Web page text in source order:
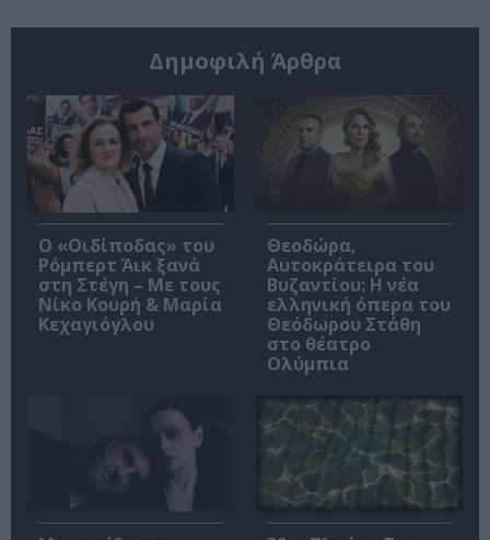
Δημοφιλή Άρθρα
O «Οιδίποδας» του
Ρόμπερτ Άικ ξανά
στη Στέγη – Με τους
Νίκο Κουρή & Μαρία
Κεχαγιόγλου
Θεοδώρα,
Αυτοκράτειρα του
Βυζαντίου: Η νέα
ελληνική όπερα του
Θεόδωρου Στάθη
στο θέατρο
Ολύμπια